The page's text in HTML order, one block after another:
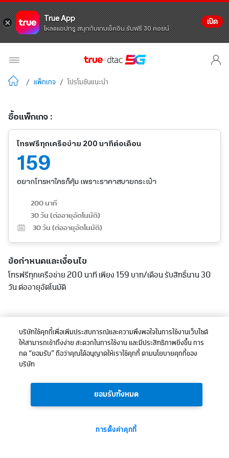
True App
โหลดแอปทรู สนุกกับเกมเช็คอิน รับฟรี 30 คอยน์
เปิด
/ แพ็กเกจ / โปรโมชันแนะนำ
ซื้อแพ็กเกจ :
โทรฟรีทุกเครือข่าย 200 นาทีต่อเดือน
159
อยากโทรหาใครก็คุ้ม เพราะราคาสบายกระเป๋า
200 นาที
30 วัน (ต่ออายุอัตโนมัติ)
30 วัน (ต่ออายุอัตโนมัติ)
ข้อกำหนดและเงื่อนไข
โทรฟรีทุกเครือข่าย 200 นาที เพียง 159 บาท/เดือน รับสิทธิ์นาน 30
วัน ต่ออายุอัตโนมัติ
บริษัทใช้คุกกี้เพื่อเพิ่มประสบการณ์และความพึงพอใจในการใช้งานเว็บไซต์
ให้สามารถเข้าถึงง่าย สะดวกในการใช้งาน และมีประสิทธิภาพยิ่งขึ้น การ
กด “ยอมรับ” ถือว่าคุณได้อนุญาตให้เราใช้คุกกี้ ตามนโยบายคุกกี้ของ
บริษัท
ยอมรับทั้งหมด
การตั้งค่าคุกกี้